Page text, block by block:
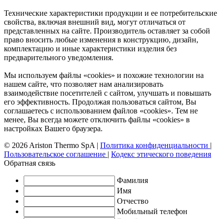
Технические характеристики продукции и ее потребительские
свойства, включая внешний вид, могут отличаться от
представленных на сайте. Производитель оставляет за собой
право вносить любые изменения в конструкцию, дизайн,
комплектацию и иные характеристики изделия без
предварительного уведомления.
Мы используем файлы «cookies» и похожие технологии на
нашем сайте, что позволяет нам анализировать
взаимодействие посетителей с сайтом, улучшать и повышать
его эффективность. Продолжая пользоваться сайтом, Вы
соглашаетесь с использованием файлов «cookies». Тем не
менее, Вы всегда можете отключить файлы «cookies» в
настройках Вашего браузера.
© 2026 Ariston Thermo SpA | Политика конфиденциальности |
Пользовательское соглашение | Кодекс этического поведения
Обратная связь
Фамилия
Имя
Отчество
Мобильный телефон